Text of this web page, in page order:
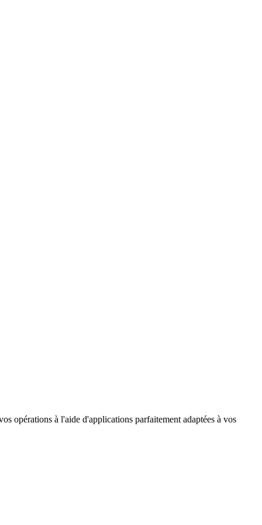
opérations à l'aide d'applications parfaitement adaptées à vos